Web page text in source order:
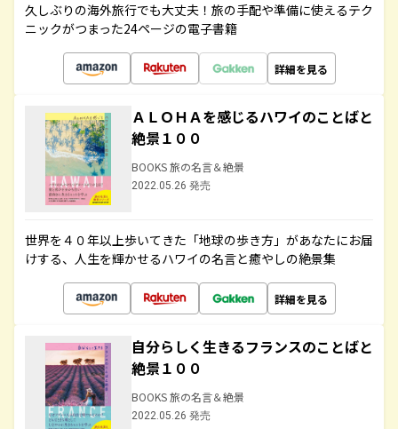
久しぶりの海外旅行でも大丈夫！旅の手配や準備に使えるテク
ニックがつまった24ページの電子書籍
詳細を見る
ＡＬＯＨＡを感じるハワイのことばと
絶景１００
BOOKS 旅の名言＆絶景
2022.05.26 発売
世界を４０年以上歩いてきた「地球の歩き方」があなたにお届
けする、人生を輝かせるハワイの名言と癒やしの絶景集
詳細を見る
自分らしく生きるフランスのことばと
絶景１００
BOOKS 旅の名言＆絶景
2022.05.26 発売